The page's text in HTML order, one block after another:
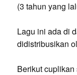
(3 tahun yang
Lagu ini ada di
didistribusikan
Berikut